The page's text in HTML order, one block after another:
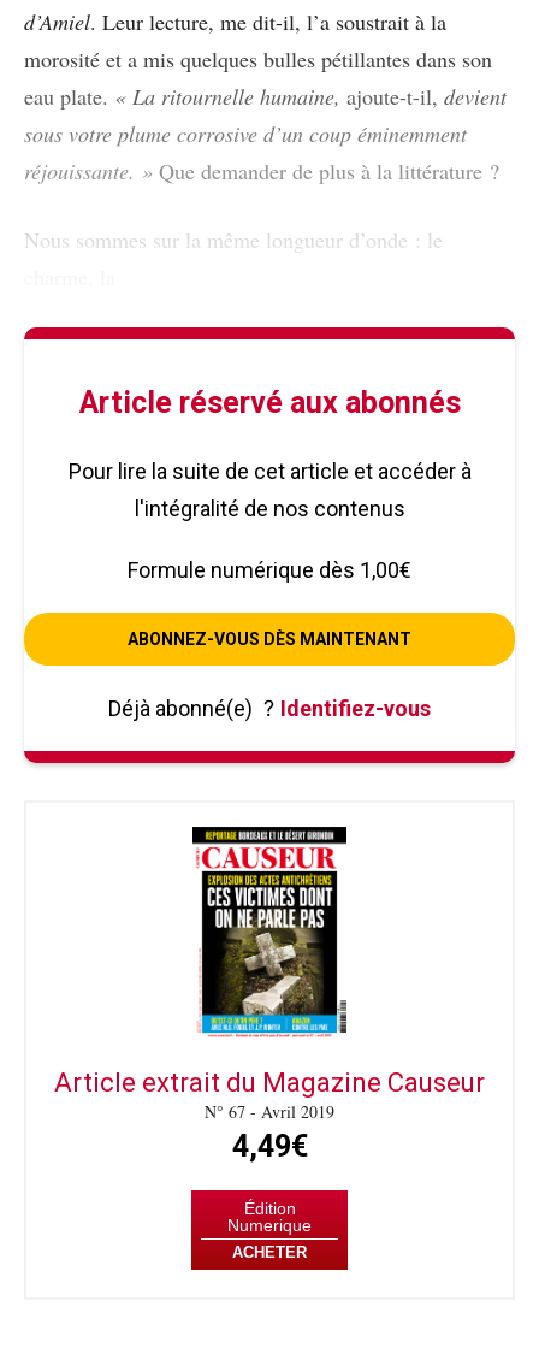
d’Amiel. Leur lecture, me dit-il, l’a soustrait à la
morosité et a mis quelques bulles pétillantes dans son
eau plate. « La ritournelle humaine, ajoute-t-il, devient
sous votre plume corrosive d’un coup éminemment
réjouissante. » Que demander de plus à la littérature ?
Nous sommes sur la même longueur d’onde : le
Article réservé aux abonnés
Pour lire la suite de cet article et accéder à
l'intégralité de nos contenus
Formule numérique dès 1,00€
ABONNEZ-VOUS DÈS MAINTENANT
Déjà abonné(e) ? Identifiez-vous
Article extrait du Magazine Causeur
N° 67 - Avril 2019
4,49€
Édition
Numerique
ACHETER